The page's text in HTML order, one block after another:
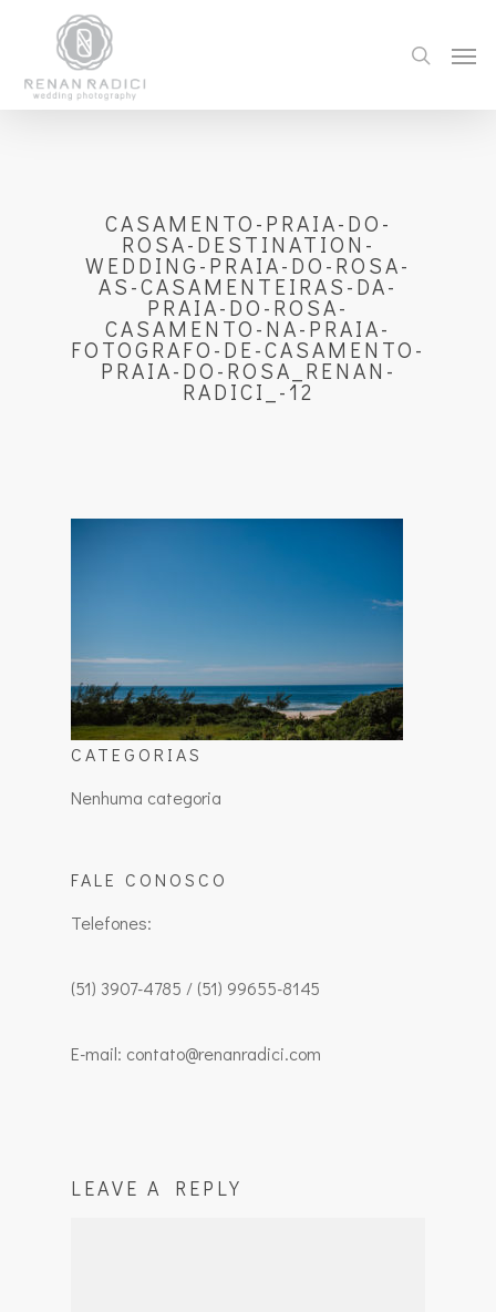
CASAMENTO-PRAIA-DO-
ROSA-DESTINATION-
WEDDING-PRAIA-DO-ROSA-
AS-CASAMENTEIRAS-DA-
PRAIA-DO-ROSA-
CASAMENTO-NA-PRAIA-
FOTOGRAFO-DE-CASAMENTO-
PRAIA-DO-ROSA_RENAN-
RADICI_-12
CATEGORIAS
Nenhuma categoria
FALE CONOSCO
Telefones:
(51) 3907-4785 / (51) 99655-8145
E-mail: contato@renanradici.com
LEAVE A REPLY